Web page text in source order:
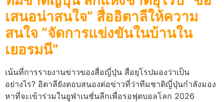
เสนอน่าสนใจ” สื่ออิตาลีให้ความ
สนใจ “จัดการแข่งขันในบ้านใน
เยอรมนี”
เน้นที่การรายงานข่าวของสื่อญี่ปุ่น สื่อยุโรปมองว่าเป็น
อย่างไร? อิตาลียังตอบสนองต่อข่าวที่ว่าทีมชาติญี่ปุ่นกำลังมอง
หาที่จะเข้าร่วมในยูฟ่าเนชั่นลีกเพื่อรอฟุตบอลโลก 2026